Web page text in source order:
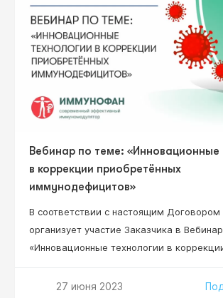
Вебинар по теме: «Инновационные
в коррекции приобретённых
иммунодефицитов»
В соответствии с настоящим Договором
организует участие Заказчика в
«Инновационные технологии в
который состоится «27» июня 2023 г. в
27 июня 2023